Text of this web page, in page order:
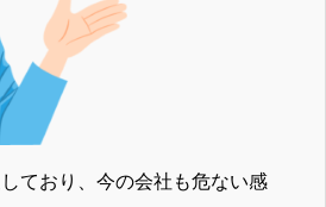
ており、今の会社も危ない感